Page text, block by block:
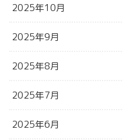
2025年10月
2025年9月
2025年8月
2025年7月
2025年6月